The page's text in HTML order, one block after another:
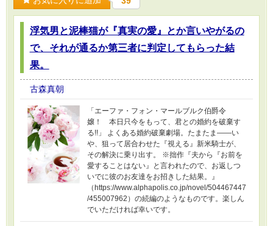
浮気男と泥棒猫が『真実の愛』とか言いやがるの
で、それが通るか第三者に判定してもらった結
果。
古森真朝
「エーファ・フォン・マールブルク伯爵令
嬢！ 本日只今をもって、君との婚約を破棄す
る!!」 よくある婚約破棄劇場。たまたま――い
や、狙って居合わせた『視える』新米騎士が、
その解決に乗り出す。 ※拙作『夫から『お前を
愛することはない』と言われたので、お返しつ
いでに彼のお友達をお招きした結果。』
（https://www.alphapolis.co.jp/novel/504467447
/455007962）の続編のようなものです。楽しん
でいただければ幸いです。